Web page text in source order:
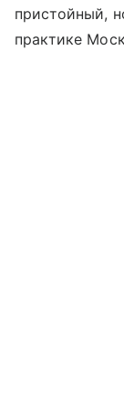
пристойный,
практике